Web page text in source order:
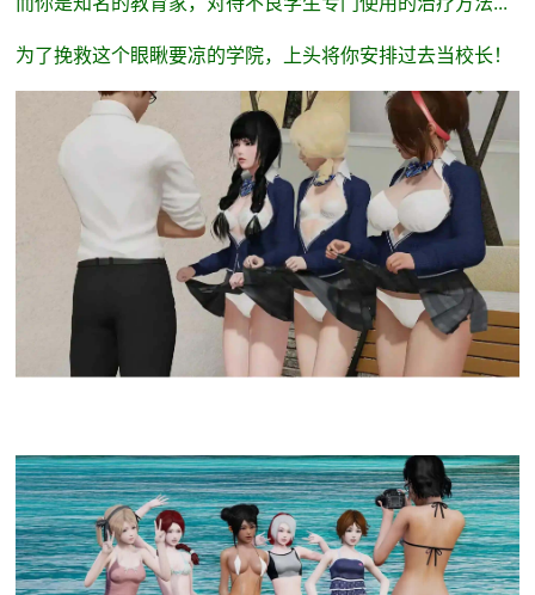
为了挽救这个眼瞅要凉的学院，上头将你安排过去当校长！